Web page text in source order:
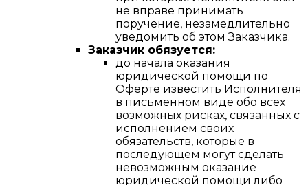
не вправе принимать
поручение, незамедлительно
уведомить об этом Заказчика.
Заказчик обязуется:
до начала оказания
юридической помощи по
Оферте известить Исполнителя
в письменном виде обо всех
возможных рисках, связанных с
исполнением своих
обязательств, которые в
последующем могут сделать
невозможным оказание
юридической помощи либо